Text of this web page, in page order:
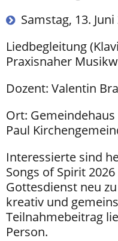
Samstag, 13.
Liedbegleitung
Praxisnaher
Dozent: Valentin
Ort:
Paul
Interessierte sind
Songs of Spirit
Gottesdienst neu
kreativ und
Teilnahmebeitrag
Person.